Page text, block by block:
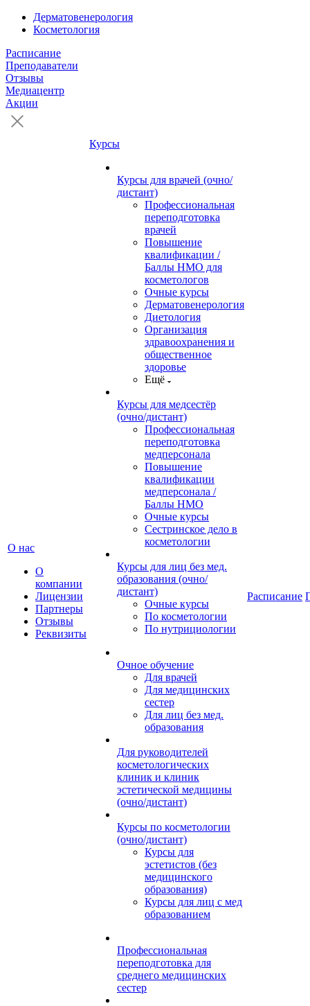
Дерматовенерология
Косметология
Расписание
Преподаватели
Отзывы
Медиацентр
Акции
О нас
О
компании
Лицензии
Партнеры
Отзывы
Реквизиты
Курсы
Курсы для врачей (очно/
дистант)
Профессиональная
переподготовка
врачей
Повышение
квалификации /
Баллы НМО для
косметологов
Очные курсы
Дерматовенерология
Диетология
Организация
здравоохранения и
общественное
здоровье
Ещё
Курсы для медсестёр
(очно/дистант)
Профессиональная
переподготовка
медперсонала
Повышение
квалификации
медперсонала /
Баллы НМО
Очные курсы
Сестринское дело в
косметологии
Курсы для лиц без мед.
образования (очно/
дистант)
Очные курсы
По косметологии
По нутрициологии
Очное обучение
Для врачей
Для медицинских
сестер
Для лиц без мед.
образования
Для руководителей
косметологических
клиник и клиник
эстетической медицины
(очно/дистант)
Курсы по косметологии
(очно/дистант)
Курсы для
эстетистов (без
медицинского
образования)
Курсы для лиц с мед
образованием
Профессиональная
переподготовка для
среднего медицинских
сестер
Расписание